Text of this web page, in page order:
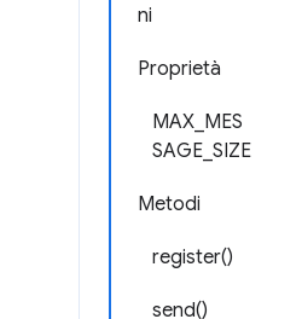
ni
Proprietà
MAX_MES
SAGE_SIZE
Metodi
register()
send()